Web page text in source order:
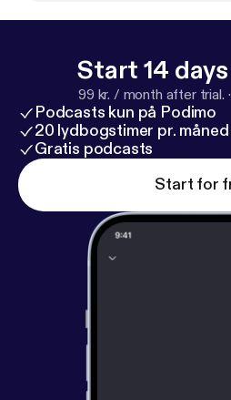
Start 14
99 kr. / month after trial.
Podcasts kun på Podimo
20 lydbogstimer pr. måned
Gratis podcasts
Start for